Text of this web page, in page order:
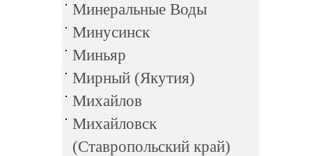
Минеральные Воды
Минусинск
Миньяр
Мирный (Якутия)
Михайлов
Михайловск
(Ставропольский край)